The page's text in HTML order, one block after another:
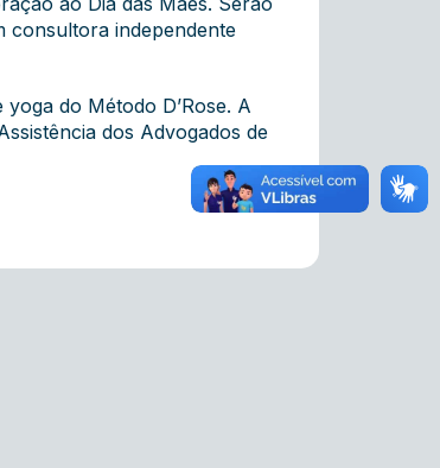
consultora independente
do Método D’Rose. A
dos Advogados de